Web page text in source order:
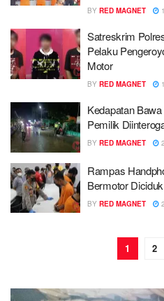
BY RED MAGNET
Satreskrim
Pelaku
Motor
BY RED MAGNET
Kedapatan
Pemilik
BY RED MAGNET
Rampas
Bermotor
BY RED MAGNET
1 2